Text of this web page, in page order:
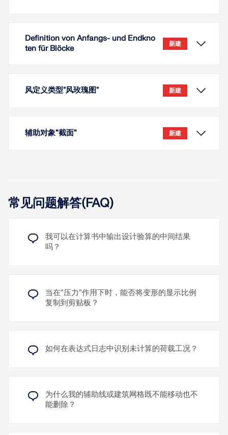
Definition von Anfangs- und Endkno
ten für Blöcke
新建
插入块时，除了“插入点”输入方法外，您还可以在两个
这使您能够更精确、更直观地定位块，尤其是当块的
起点和终点已在模型中定义为节点时。
风定义类型"风玫瑰图" 新建
一旦激活"风洞模拟"模块，"风玫瑰"风向定义类型即可
在风洞模拟向导中，除了单一的不依赖风向的风剖面
辅助对象“截面” 新建
辅助对象“剖面”允许您在模型结构中创建平面或箱形剖
面。这些剖面保存在导航器 - 数据中，并可通过控标
对性分析、检查荷载分布、在特定平面中显示结果，
以及在模块“图纸布局”（CAD）中创建平面图和详
常见问题解答(FAQ)
我可以在计算书中输出设计验算的中间结果
吗？
当在“压力”作用下时，能否将变形的显示比例
复制到剪贴板？
如何在表达式日志中识别未计算的荷载工况？
为什么我的辅助线或建筑网格既不能移动也不
能删除？